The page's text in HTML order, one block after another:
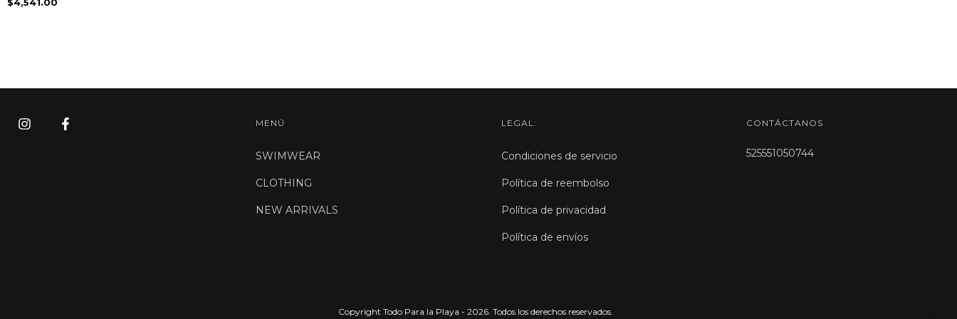
MENÚ
SWIMWEAR
CLOTHING
NEW ARRIVALS
LEGAL:
Condiciones de servicio
Política de reembolso
Política de privacidad
Política de envíos
CONTÁCTANOS
525551050744
Copyright Todo Para la Playa - 2026. Todos los derechos reservados.